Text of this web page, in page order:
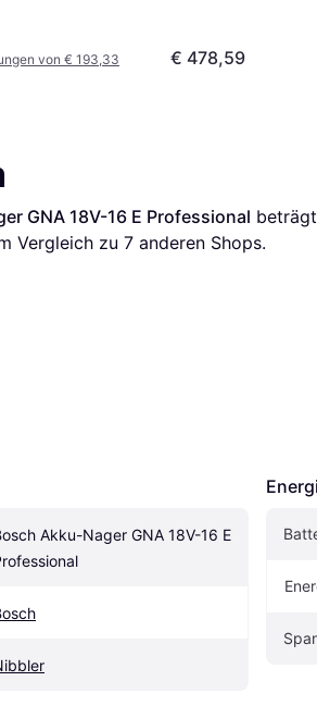
von € 193,33 € 478,59
GNA 18V-16 E Professional
Vergleich zu 7 anderen Shops.
Akku-Nager GNA 18V-16 E